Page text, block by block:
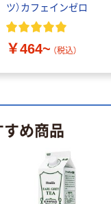
ツ）カフェインゼロ
￥464~ （税込）
め商品